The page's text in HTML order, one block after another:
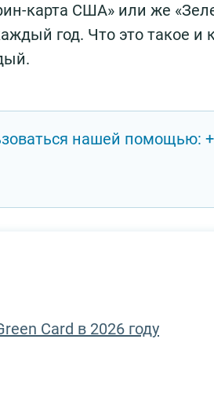
карта США» или же
год. Что это такое и
нашей помощью:
Card в 2026 году